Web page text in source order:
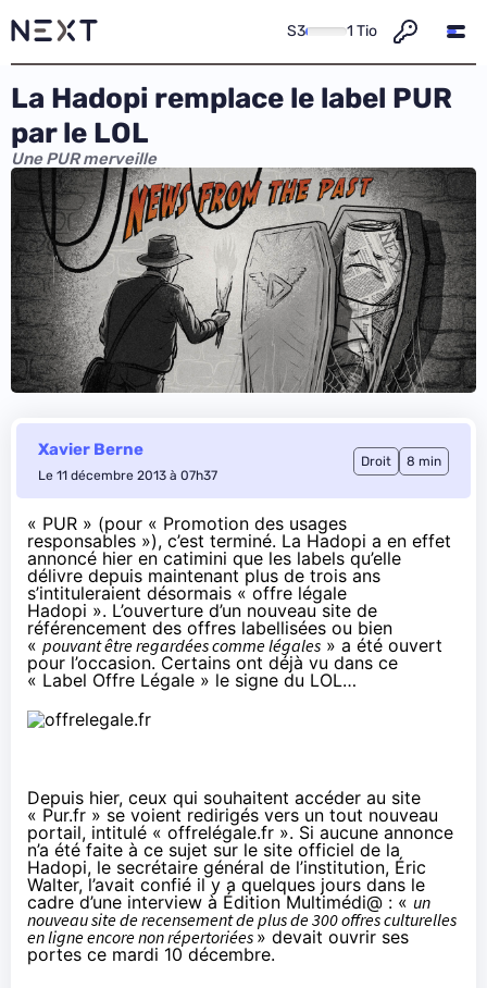
S3 1 Tio
La Hadopi remplace le label PUR
par le LOL
Une PUR merveille
Xavier Berne
Le 11 décembre 2013 à 07h37
Droit 8 min
« PUR » (pour « Promotion des usages
responsables »), c’est terminé. La Hadopi a en effet
annoncé hier en catimini que les labels qu’elle
délivre depuis maintenant plus de trois ans
s’intituleraient désormais « offre légale
Hadopi ». L’ouverture d’un nouveau site de
référencement des offres labellisées ou bien
« pouvant être regardées comme légales » a été ouvert
pour l’occasion. Certains ont déjà vu dans ce
« Label Offre Légale » le signe du LOL…
Depuis hier, ceux qui souhaitent accéder au site
« Pur.fr » se voient redirigés vers un tout nouveau
portail, intitulé « offrelégale.fr ». Si aucune annonce
n’a été faite à ce sujet sur le site officiel de la
Hadopi, le secrétaire général de l’institution, Éric
Walter, l’avait confié il y a quelques jours dans le
cadre d’une interview à Édition Multimédi@ : « un
nouveau site de recensement de plus de 300 offres culturelles
en ligne encore non répertoriées » devait ouvrir ses
portes ce mardi 10 décembre.